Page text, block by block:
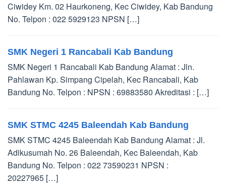
Ciwidey Km. 02 Haurkoneng, Kec Ciwidey, Kab Bandung
No. Telpon : 022 5929123 NPSN […]
SMK Negeri 1 Rancabali Kab Bandung
SMK Negeri 1 Rancabali Kab Bandung Alamat : Jln.
Pahlawan Kp. Simpang Cipelah, Kec Rancabali, Kab
Bandung No. Telpon : NPSN : 69883580 Akreditasi : […]
SMK STMC 4245 Baleendah Kab Bandung
SMK STMC 4245 Baleendah Kab Bandung Alamat : Jl.
Adikusumah No. 26 Baleendah, Kec Baleendah, Kab
Bandung No. Telpon : 022 73590231 NPSN :
20227965 […]